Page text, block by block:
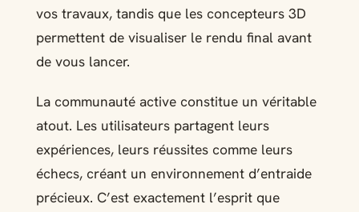
vos travaux, tandis que les concepteurs 3D
permettent de visualiser le rendu final avant
de vous lancer.
La communauté active constitue un véritable
atout. Les utilisateurs partagent leurs
expériences, leurs réussites comme leurs
échecs, créant un environnement d’entraide
précieux. C’est exactement l’esprit que